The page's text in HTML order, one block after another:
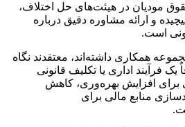
مودیان در هیئت‌های حل اختلاف،
و ارائه مشاوره دقیق درباره
است.
همکاری داشته‌اند، معتقدند نگاه
فرآیند اداری یا تکلیف قانونی
برای افزایش بهره‌وری، کاهش
منابع مالی برای